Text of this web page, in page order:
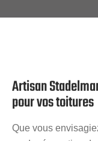
Artisan
pour vos toitures
Que vous